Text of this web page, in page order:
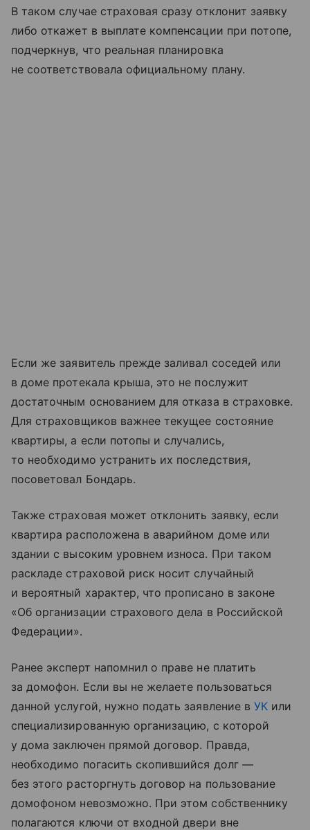
В таком случае страховая сразу отклонит заявку
либо откажет в выплате компенсации при потопе,
подчеркнув, что реальная планировка
не соответствовала официальному плану.
Если же заявитель прежде заливал соседей или
в доме протекала крыша, это не послужит
достаточным основанием для отказа в страховке.
Для страховщиков важнее текущее состояние
квартиры, а если потопы и случались,
то необходимо устранить их последствия,
посоветовал Бондарь.
Также страховая может отклонить заявку, если
квартира расположена в аварийном доме или
здании с высоким уровнем износа. При таком
раскладе страховой риск носит случайный
и вероятный характер, что прописано в законе
«Об организации страхового дела в Российской
Федерации».
Ранее эксперт напомнил о праве не платить
за домофон. Если вы не желаете пользоваться
данной услугой, нужно подать заявление в УК или
специализированную организацию, с которой
у дома заключен прямой договор. Правда,
необходимо погасить скопившийся долг —
без этого расторгнуть договор на пользование
домофоном невозможно. При этом собственнику
полагаются ключи от входной двери вне